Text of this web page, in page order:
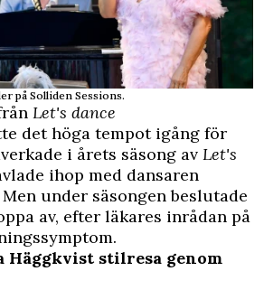
på Solliden Sessions.
Let's dance
det höga tempot igång för
i årets säsong av Let's
ihop med dansaren
Men under säsongen beslutade
av, efter läkares inrådan på
Häggkvist stilresa genom